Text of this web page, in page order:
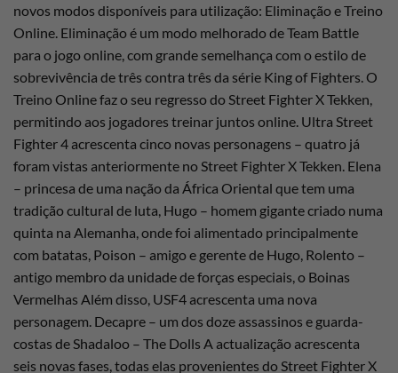
novos modos disponíveis para utilização: Eliminação e Treino
Online. Eliminação é um modo melhorado de Team Battle
para o jogo online, com grande semelhança com o estilo de
sobrevivência de três contra três da série King of Fighters. O
Treino Online faz o seu regresso do Street Fighter X Tekken,
permitindo aos jogadores treinar juntos online. Ultra Street
Fighter 4 acrescenta cinco novas personagens – quatro já
foram vistas anteriormente no Street Fighter X Tekken. Elena
– princesa de uma nação da África Oriental que tem uma
tradição cultural de luta, Hugo – homem gigante criado numa
quinta na Alemanha, onde foi alimentado principalmente
com batatas, Poison – amigo e gerente de Hugo, Rolento –
antigo membro da unidade de forças especiais, o Boinas
Vermelhas Além disso, USF4 acrescenta uma nova
personagem. Decapre – um dos doze assassinos e guarda-
costas de Shadaloo – The Dolls A actualização acrescenta
seis novas fases, todas elas provenientes do Street Fighter X